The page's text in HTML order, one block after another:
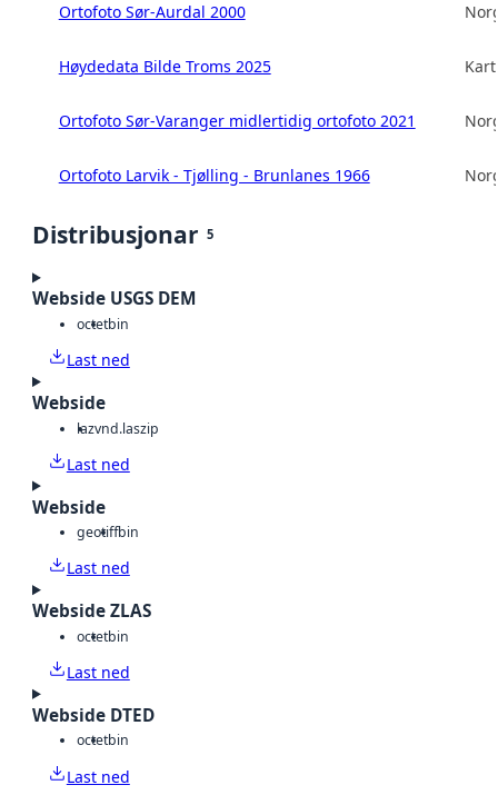
Ortofoto Sør-Aurdal 2000
Høydedata Bilde Troms 2025
Ortofoto Sør-Varanger midlertidig ortofoto 2021
Ortofoto Larvik - Tjølling - Brunlanes 1966
Distribusjonar 5
Webside USGS DEM
octetbin
Last ned
Webside
lazvnd.laszip
Last ned
Webside
geotiffbin
Last ned
Webside ZLAS
octetbin
Last ned
Webside DTED
octetbin
Last ned